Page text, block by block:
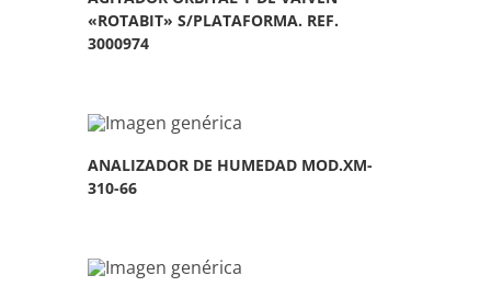
«ROTABIT» S/PLATAFORMA. REF.
3000974
ANALIZADOR DE HUMEDAD MOD.XM-
310-66